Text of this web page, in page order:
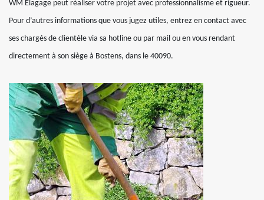
WM Elagage peut réaliser votre projet avec professionnalisme et rigueur.
Pour d’autres informations que vous jugez utiles, entrez en contact avec
ses chargés de clientèle via sa hotline ou par mail ou en vous rendant
directement à son siège à Bostens, dans le 40090.